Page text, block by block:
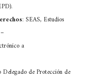
: SEAS, Estudios
a
Delegado de Protección de